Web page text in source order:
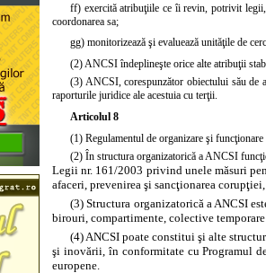
ff) exercită atribuţiile ce îi revin, potrivit legii,
coordonarea sa;
gg) monitorizează şi evaluează unităţile de
(2) ANCSI îndeplineşte orice alte atribuţii
(3) ANCSI, corespunzător obiectului său de
raporturile juridice ale acestuia cu terţii.
Articolul 8
(1) Regulamentul de organizare şi
(2) În structura organizatorică a ANCSI
Legii nr. 161/2003 privind unele măsuri
afaceri, prevenirea şi sancţionarea
(3) Structura organizatorică a ANCSI
birouri, compartimente, colective
(4) ANCSI poate constitui şi alte
şi inovării, în conformitate cu Programul
europene.